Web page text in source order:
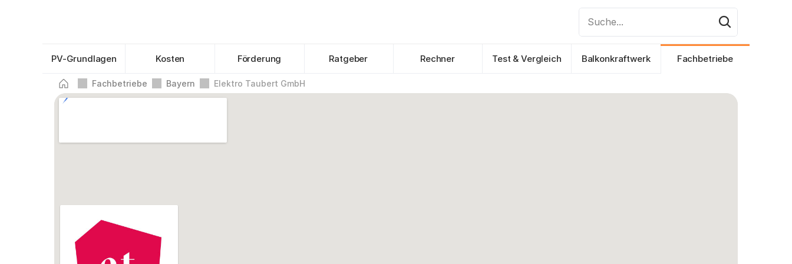
Suche...
PV-Grundlagen Kosten Förderung Ratgeber Rechner Test & Vergleich Balkonkraftwerk Fachbetriebe
Fachbetriebe Bayern Elektro Taubert GmbH